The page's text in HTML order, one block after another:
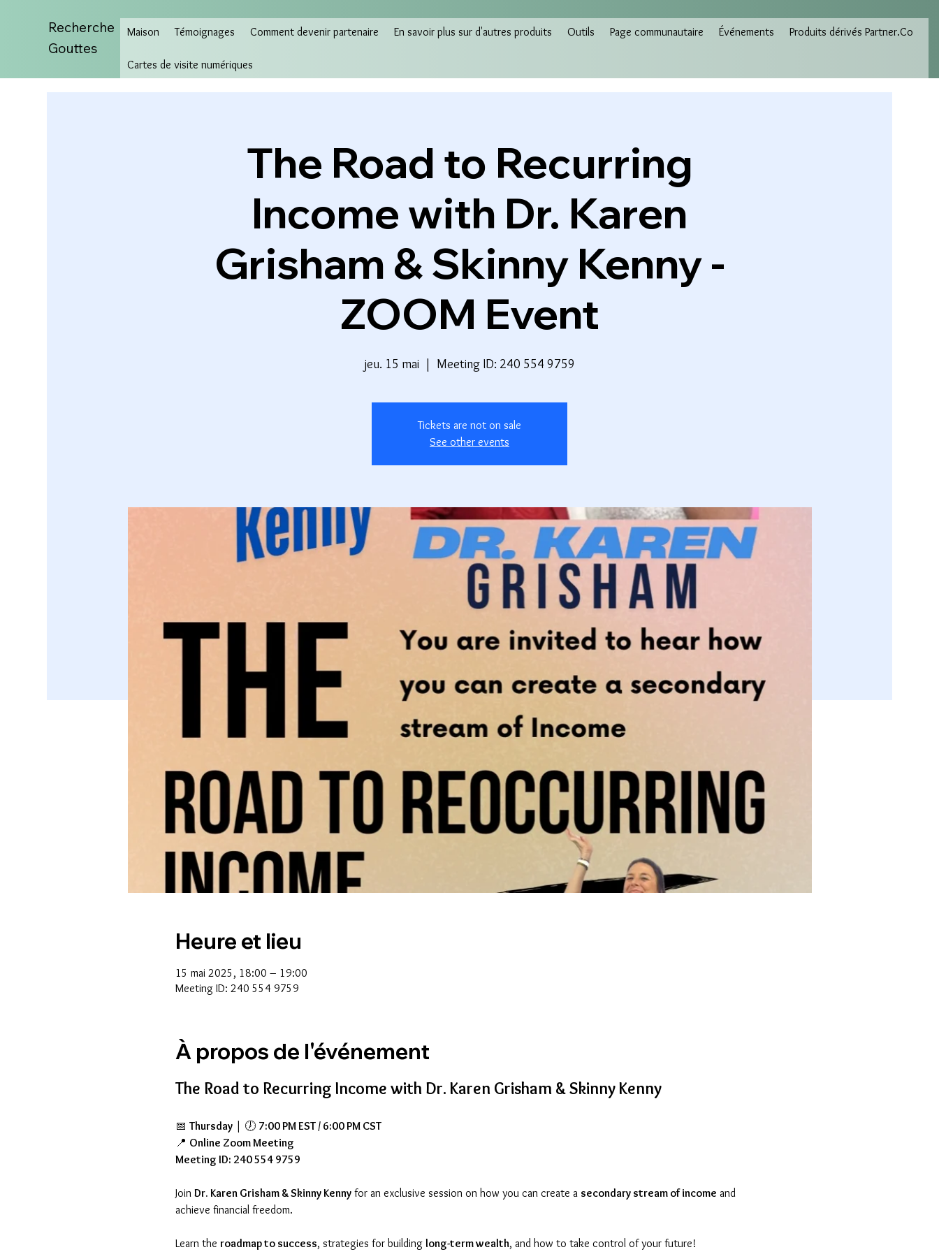
Recherche
Gouttes
Maison Témoignages Comment devenir partenaire En savoir plus sur d'autres produits Outils Page communautaire Événements Produits dérivés Partner.Co
Cartes de visite numériques
The Road to Recurring
Income with Dr. Karen
Grisham & Skinny Kenny -
ZOOM Event
jeu. 15 mai
  |
Meeting ID: 240 554 9759
Tickets are not on sale
See other events
Heure et lieu
15 mai 2025, 18:00 – 19:00
Meeting ID: 240 554 9759
À propos de l'événement
The Road to Recurring Income with Dr. Karen Grisham & Skinny Kenny
📅 Thursday | 🕖 7:00 PM EST / 6:00 PM CST
📍 Online Zoom Meeting
Meeting ID: 240 554 9759
Join Dr. Karen Grisham & Skinny Kenny for an exclusive session on how you can create a secondary stream of income and
achieve financial freedom.
Learn the roadmap to success, strategies for building long-term wealth, and how to take control of your future!